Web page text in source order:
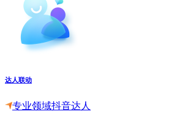
达人联动
专业领域抖音达人